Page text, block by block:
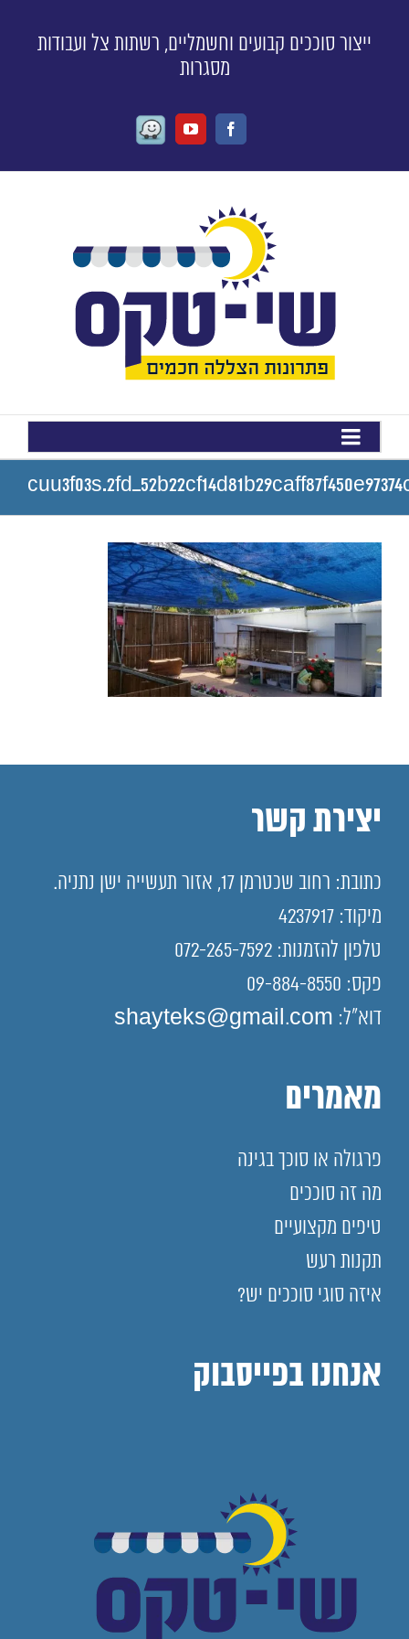
ייצור סוככים קבועים וחשמליים, רשתות צל ועבודות
מסגרות
Facebook
Youtube
Waze
יצירת קשר
כתובת: רחוב שכטרמן 17, אזור תעשייה ישן נתניה.
מיקוד: 4237917
טלפון להזמנות: 072-265-7592
פקס: 09-884-8550
דוא"ל: shayteks@gmail.com
מאמרים
פרגולה או סוכך בגינה
מה זה סוככים
טיפים מקצועיים
תקנות רעש
איזה סוגי סוככים יש?
אנחנו בפייסבוק